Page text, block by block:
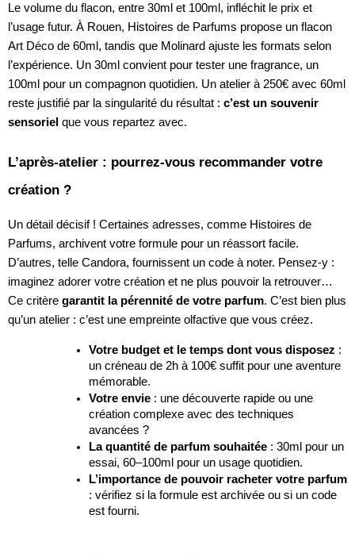
Le volume du flacon, entre 30ml et 100ml, infléchit le prix et
l’usage futur. À Rouen, Histoires de Parfums propose un flacon
Art Déco de 60ml, tandis que Molinard ajuste les formats selon
l’expérience. Un 30ml convient pour tester une fragrance, un
100ml pour un compagnon quotidien. Un atelier à 250€ avec 60ml
reste justifié par la singularité du résultat : c’est un souvenir
sensoriel que vous repartez avec.
L’après-atelier : pourrez-vous recommander votre
création ?
Un détail décisif ! Certaines adresses, comme Histoires de
Parfums, archivent votre formule pour un réassort facile.
D’autres, telle Candora, fournissent un code à noter. Pensez-y :
imaginez adorer votre création et ne plus pouvoir la retrouver…
Ce critère garantit la pérennité de votre parfum. C’est bien plus
qu’un atelier : c’est une empreinte olfactive que vous créez.
Votre budget et le temps dont vous disposez :
un créneau de 2h à 100€ suffit pour une aventure
mémorable.
Votre envie : une découverte rapide ou une
création complexe avec des techniques
avancées ?
La quantité de parfum souhaitée : 30ml pour un
essai, 60–100ml pour un usage quotidien.
L’importance de pouvoir racheter votre parfum
: vérifiez si la formule est archivée ou si un code
est fourni.